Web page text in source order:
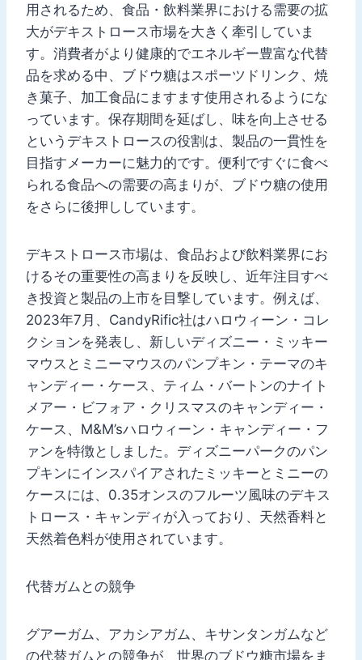
用されるため、食品・飲料業界における需要の拡
大がデキストロース市場を大きく牽引していま
す。消費者がより健康的でエネルギー豊富な代替
品を求める中、ブドウ糖はスポーツドリンク、焼
き菓子、加工食品にますます使用されるようにな
っています。保存期間を延ばし、味を向上させる
というデキストロースの役割は、製品の一貫性を
目指すメーカーに魅力的です。便利ですぐに食べ
られる食品への需要の高まりが、ブドウ糖の使用
をさらに後押ししています。
デキストロース市場は、食品および飲料業界にお
けるその重要性の高まりを反映し、近年注目すべ
き投資と製品の上市を目撃しています。例えば、
2023年7月、CandyRific社はハロウィーン・コレ
クションを発表し、新しいディズニー・ミッキー
マウスとミニーマウスのパンプキン・テーマのキ
ャンディー・ケース、ティム・バートンのナイト
メアー・ビフォア・クリスマスのキャンディー・
ケース、M&M’sハロウィーン・キャンディー・フ
ァンを特徴としました。ディズニーパークのパン
プキンにインスパイアされたミッキーとミニーの
ケースには、0.35オンスのフルーツ風味のデキス
トロース・キャンディが入っており、天然香料と
天然着色料が使用されています。
代替ガムとの競争
グアーガム、アカシアガム、キサンタンガムなど
の代替ガムとの競争が、世界のブドウ糖市場をま